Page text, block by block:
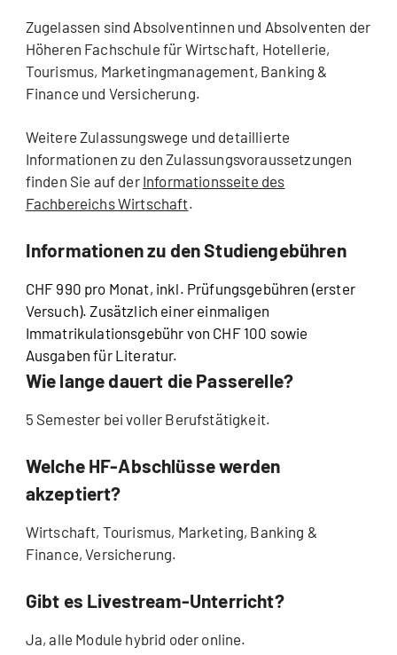
Zugelassen sind Absolventinnen und Absolventen der
Höheren Fachschule für Wirtschaft, Hotellerie,
Tourismus, Marketingmanagement, Banking &
Finance und Versicherung.
Weitere Zulassungswege und detaillierte
Informationen zu den Zulassungsvoraussetzungen
finden Sie auf der Informationsseite des
Fachbereichs Wirtschaft.
Informationen zu den Studiengebühren
CHF 990 pro Monat, inkl. Prüfungsgebühren (erster
Versuch). Zusätzlich einer einmaligen
Immatrikulationsgebühr von CHF 100 sowie
Ausgaben für Literatur.
Wie lange dauert die Passerelle?
5 Semester bei voller Berufstätigkeit.
Welche HF-Abschlüsse werden
akzeptiert?
Wirtschaft, Tourismus, Marketing, Banking &
Finance, Versicherung.
Gibt es Livestream-Unterricht?
Ja, alle Module hybrid oder online.